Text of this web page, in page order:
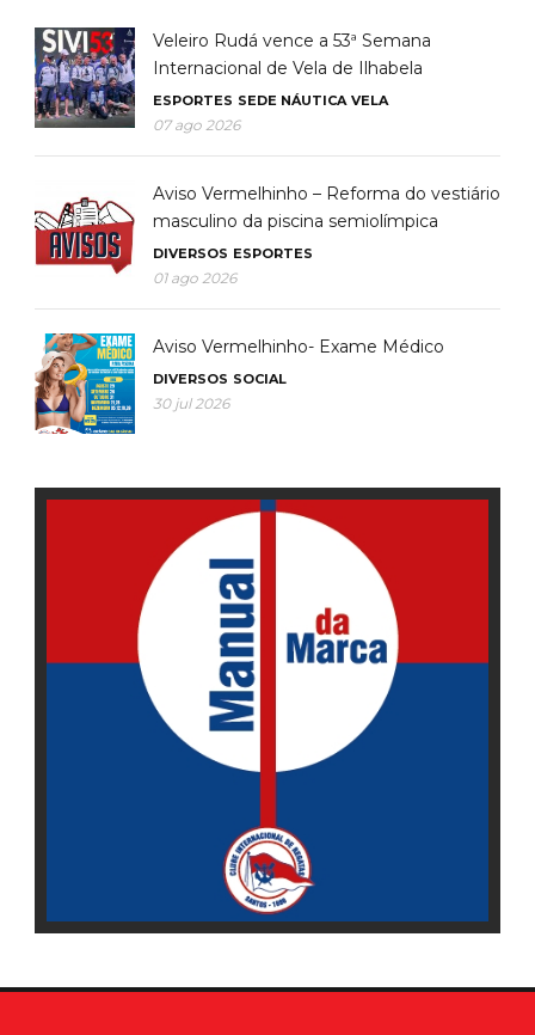
Veleiro Rudá vence a 53ª Semana
Internacional de Vela de Ilhabela
ESPORTES SEDE NÁUTICA VELA
07 ago 2026
Aviso Vermelhinho – Reforma do vestiário
masculino da piscina semiolímpica
DIVERSOS ESPORTES
01 ago 2026
Aviso Vermelhinho- Exame Médico
DIVERSOS SOCIAL
30 jul 2026